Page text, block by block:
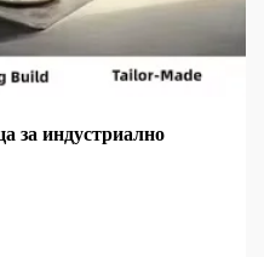
за индустриално